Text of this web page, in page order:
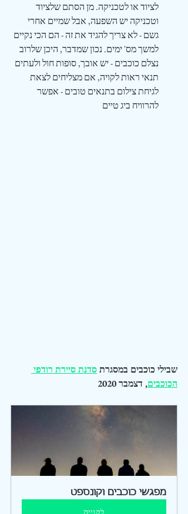
לציוד או לטכניקה. מן הסתם שלציוד
וטכניקה יש השפעה, אבל שמיים אחרי
גשם - לא צריך להגיד את זה - הם הכי נקיים
למשך מס' ימים. נכון שמדבר, היכן שלרוב
נצלם כוכבים - יש אובך, סופות חול ולעתים
תנאי ראות לקויה, אם מצליחים לצאת
לגיחת צילום בתנאים טובים - אפשר
להרוויח ביג טיים
שבילי כוכבים במסגרת סדנת סיירת רודפי
הכוכבים, דצמבר 2020
מפגשי כוכבים וקונספט